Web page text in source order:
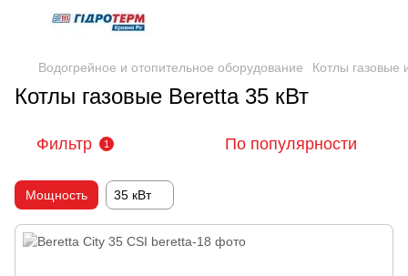
Водогрейное и отопительное оборудование Котлы газовые
Котлы газовые Beretta 35 кВт
Фильтр 1 По популярности
Мощность 35 кВт